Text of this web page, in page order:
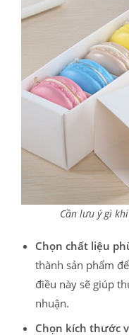
Cần lưu ý gì
Chọn chất liệu
thành sản phẩm
điều này sẽ giúp
nhuận.
Chọn kích thước